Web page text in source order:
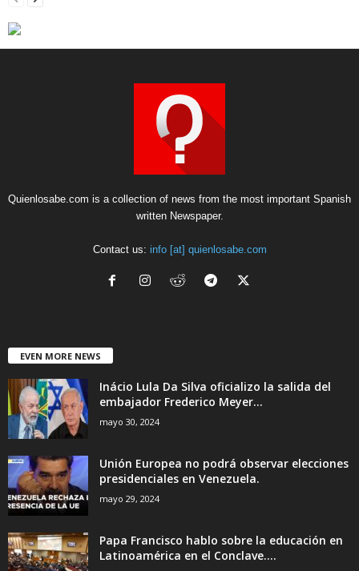
Quienlosabe.com is a collection of news from the most important Spanish
written Newspaper.
Contact us: info [at] quienlosabe.com
EVEN MORE NEWS
Inácio Lula Da Silva oficializo la salida del
embajador Frederico Meyer...
mayo 30, 2024
Unión Europea no podrá observar elecciones
presidenciales en Venezuela.
mayo 29, 2024
Papa Francisco hablo sobre la educación en
Latinoamérica en el Conclave....